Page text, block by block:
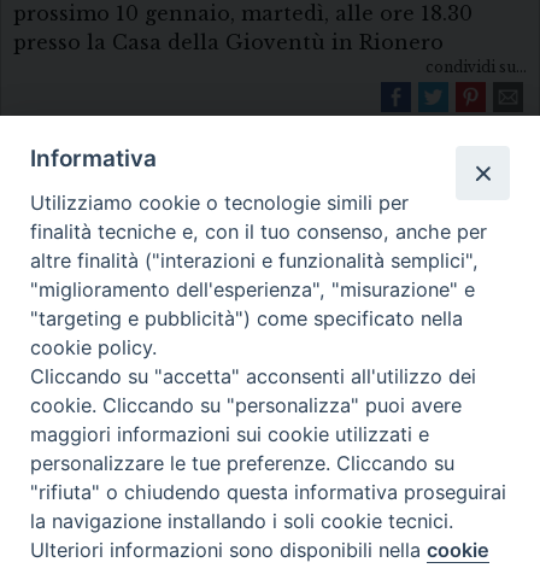
prossimo 10 gennaio, martedì, alle ore 18.30
presso la Casa della Gioventù in Rionero
condividi su...
Diocesi di Melfi Rapolla Venosa
• Largo Duomo, 12 - 85025 MELFI (PZ) •
Tel. 0972238604
PEC ufficiale della Diocesi:
diocesi.melfi_rapolla_venosa@legalmail.it
Preferenze Cookie
Informativa
Utilizziamo cookie o tecnologie simili per
finalità tecniche e, con il tuo consenso, anche per
altre finalità ("interazioni e funzionalità semplici",
"miglioramento dell'esperienza", "misurazione" e
"targeting e pubblicità") come specificato nella
cookie policy.
Cliccando su "accetta" acconsenti all'utilizzo dei
cookie. Cliccando su "personalizza" puoi avere
maggiori informazioni sui cookie utilizzati e
personalizzare le tue preferenze. Cliccando su
"rifiuta" o chiudendo questa informativa proseguirai
la navigazione installando i soli cookie tecnici.
Ulteriori informazioni sono disponibili nellacookie